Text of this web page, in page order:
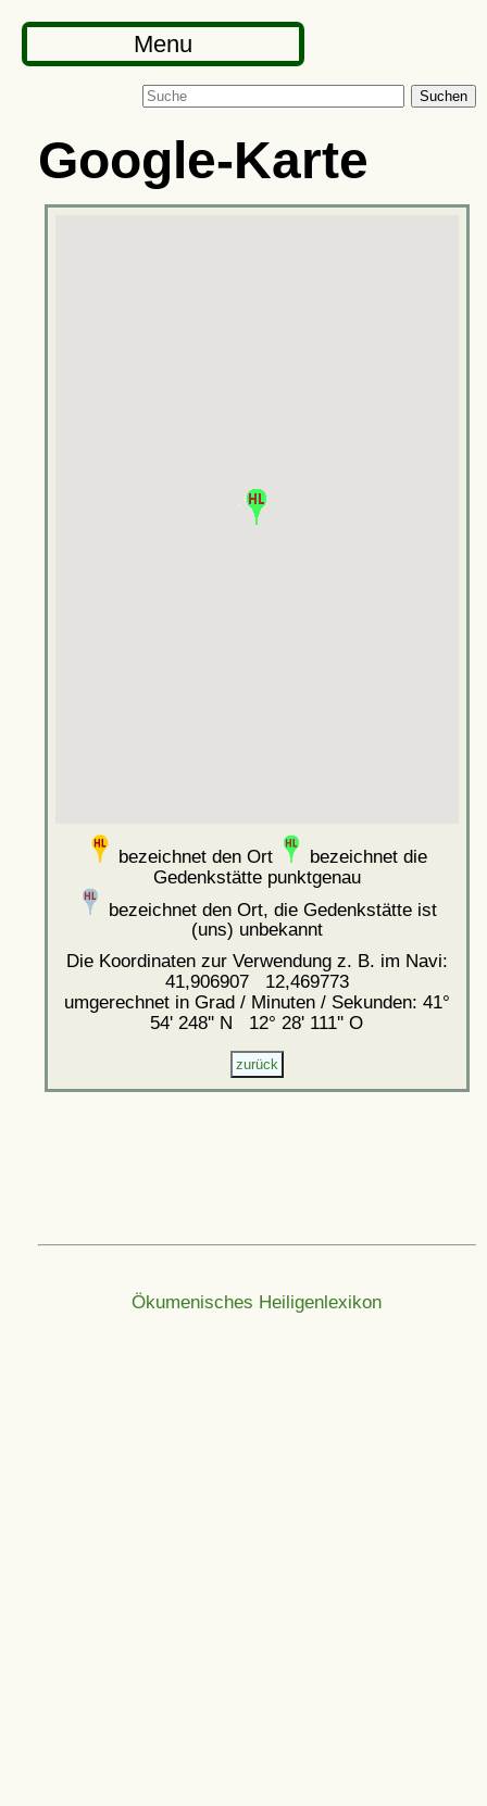
Menu
Suchen
Google-Karte
bezeichnet den Ort
bezeichnet die
Gedenkstätte punktgenau
bezeichnet den Ort, die Gedenkstätte ist
(uns) unbekannt
Die Koordinaten zur Verwendung z. B. im Navi:
41,906907 12,469773
umgerechnet in Grad / Minuten / Sekunden: 41°
54' 248'' N 12° 28' 111'' O
Ökumenisches Heiligenlexikon